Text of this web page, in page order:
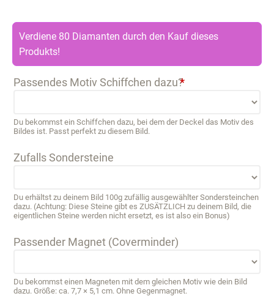
Verdiene 80 Diamanten durch den Kauf dieses
Produkts!
Passendes Motiv Schiffchen dazu?*
Du bekommst ein Schiffchen dazu, bei dem der Deckel das Motiv des
Bildes ist. Passt perfekt zu diesem Bild.
Zufalls Sondersteine
Du erhältst zu deinem Bild 100g zufällig ausgewählter Sondersteinchen
dazu. (Achtung: Diese Steine gibt es ZUSÄTZLICH zu deinem Bild, die
eigentlichen Steine werden nicht ersetzt, es ist also ein Bonus)
Passender Magnet (Coverminder)
Du bekommst einen Magneten mit dem gleichen Motiv wie dein Bild
dazu. Größe: ca. 7,7 × 5,1 cm. Ohne Gegenmagnet.